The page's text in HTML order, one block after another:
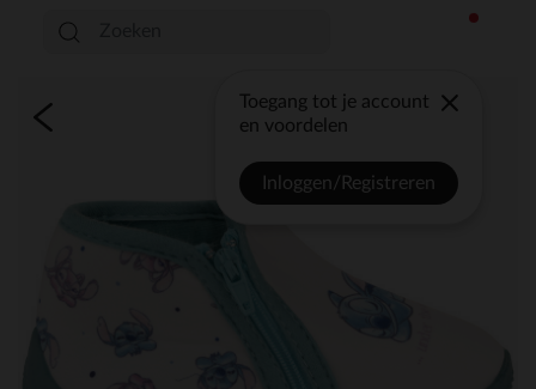
Toegang tot je account
en voordelen
Inloggen/Registreren